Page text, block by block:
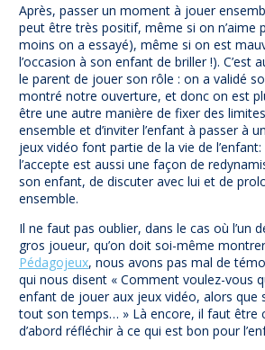
Après, passer un moment à jouer
peut être très positif, même si on n’aime
moins on a essayé), même si on est
l’occasion à son enfant de briller !). C’est
le parent de jouer son rôle : on a validé
montré notre ouverture, et donc on est
être une autre manière de fixer des
ensemble et d’inviter l’enfant à passer à
jeux vidéo font partie de la vie de l’enfant:
l’accepte est aussi une façon de
son enfant, de discuter avec lui et de
ensemble.
Il ne faut pas oublier, dans le cas où l’un
gros joueur, qu’on doit soi-même
Pédagojeux, nous avons pas mal de
qui nous disent « Comment voulez-vous
enfant de jouer aux jeux vidéo, alors que
tout son temps… » Là encore, il faut être
d’abord réfléchir à ce qui est bon pour